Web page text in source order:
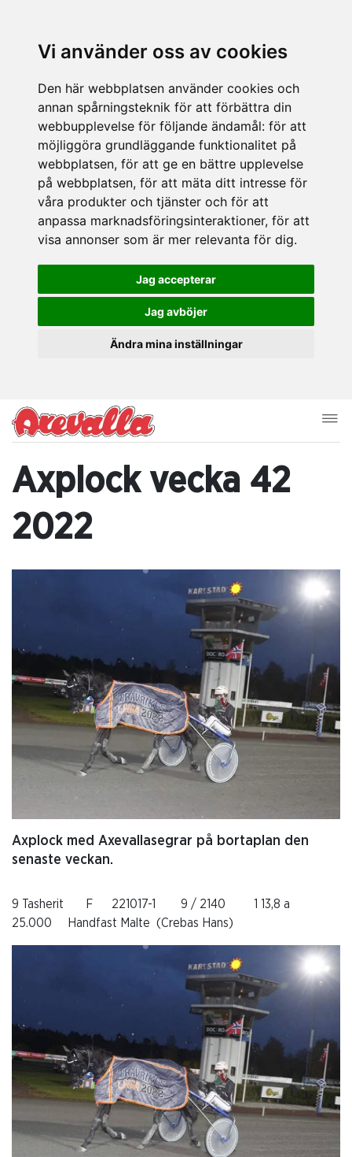
Vi använder oss av cookies
Den här webbplatsen använder cookies och
annan spårningsteknik för att förbättra din
webbupplevelse för följande ändamål: för att
möjliggöra grundläggande funktionalitet på
webbplatsen, för att ge en bättre upplevelse
på webbplatsen, för att mäta ditt intresse för
våra produkter och tjänster och för att
anpassa marknadsföringsinteraktioner, för att
visa annonser som är mer relevanta för dig.
Jag accepterar
Jag avböjer
Ändra mina inställningar
Axplock vecka 42
2022
Axplock med Axevallasegrar på bortaplan den
senaste veckan.
9 Tasherit F 221017-1 9 / 2140 1 13,8 a
25.000 Handfast Malte (Crebas Hans)